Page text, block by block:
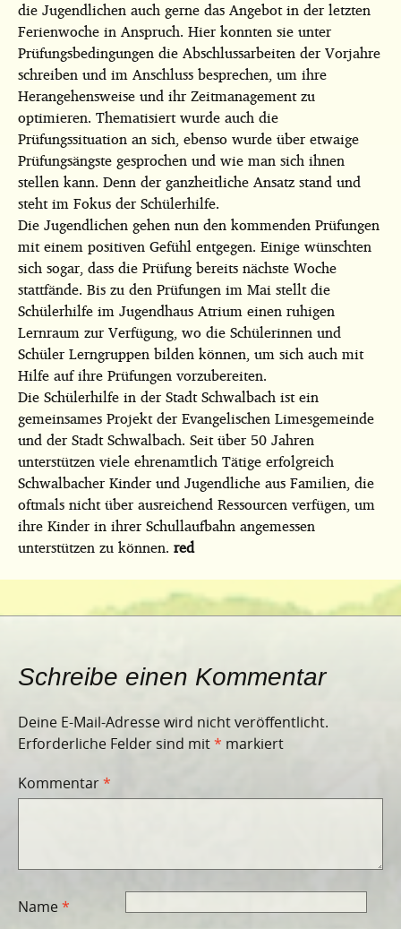
die Jugendlichen auch gerne das Angebot in der letzten
Ferienwoche in Anspruch. Hier konnten sie unter
Prüfungsbedingungen die Abschlussarbeiten der Vorjahre
schreiben und im Anschluss besprechen, um ihre
Herangehensweise und ihr Zeitmanagement zu
optimieren. Thematisiert wurde auch die
Prüfungssituation an sich, ebenso wurde über etwaige
Prüfungsängste gesprochen und wie man sich ihnen
stellen kann. Denn der ganzheitliche Ansatz stand und
steht im Fokus der Schülerhilfe.
Die Jugendlichen gehen nun den kommenden Prüfungen
mit einem positiven Gefühl entgegen. Einige wünschten
sich sogar, dass die Prüfung bereits nächste Woche
stattfände. Bis zu den Prüfungen im Mai stellt die
Schülerhilfe im Jugendhaus Atrium einen ruhigen
Lernraum zur Verfügung, wo die Schülerinnen und
Schüler Lerngruppen bilden können, um sich auch mit
Hilfe auf ihre Prüfungen vorzubereiten.
Die Schülerhilfe in der Stadt Schwalbach ist ein
gemeinsames Projekt der Evangelischen Limesgemeinde
und der Stadt Schwalbach. Seit über 50 Jahren
unterstützen viele ehrenamtlich Tätige erfolgreich
Schwalbacher Kinder und Jugendliche aus Familien, die
oftmals nicht über ausreichend Ressourcen verfügen, um
ihre Kinder in ihrer Schullaufbahn angemessen
unterstützen zu können. red
Schreibe einen Kommentar
Deine E-Mail-Adresse wird nicht veröffentlicht.
Erforderliche Felder sind mit* markiert
Kommentar*
Name*